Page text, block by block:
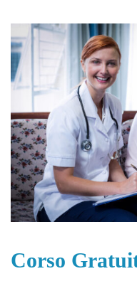
Corso